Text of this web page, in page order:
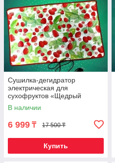
Сушилка-дегидратор
электрическая для
сухофруктов «Щедрый
урожай» (55 х 85 см /
Земляника)
В наличии
6 999 ₸ 17 500 ₸
Купить